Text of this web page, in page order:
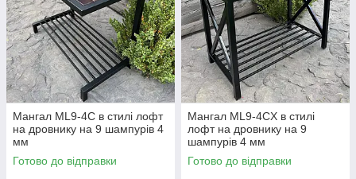
Мангал ML9-4С в стилі лофт
на дровнику на 9 шампурів 4
мм
Готово до відправки
Мангал ML9-4CX в стилі
лофт на дровнику на 9
шампурів 4 мм
Готово до відправки